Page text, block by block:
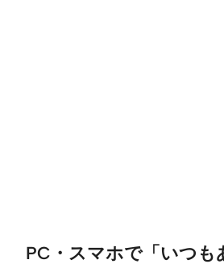
PC・スマホで「いつも